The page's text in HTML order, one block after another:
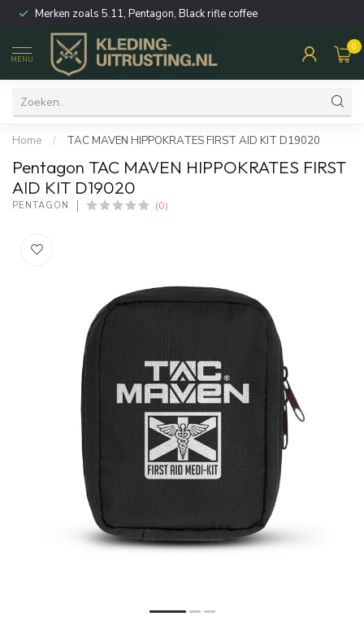
Merken zoals 5.11, Pentagon, Black rifle coffee
MENU
0
Home / TAC MAVEN HIPPOKRATES FIRST AID KIT D19020
Pentagon TAC MAVEN HIPPOKRATES FIRST
AID KIT D19020
PENTAGON (0)